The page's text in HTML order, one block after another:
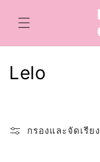
เนื้อหา
ค
Lelo
กรองและจัดเรียง